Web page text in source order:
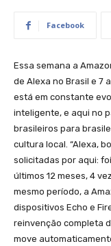
Facebook
Essa semana a
de Alexa no Brasil e 7
está em constante
inteligente, e aqui no
brasileiros para
cultura local. “Alexa,
solicitadas por aqui:
últimos 12 meses, 4
mesmo período, a
dispositivos Echo e
reinvenção completa
move